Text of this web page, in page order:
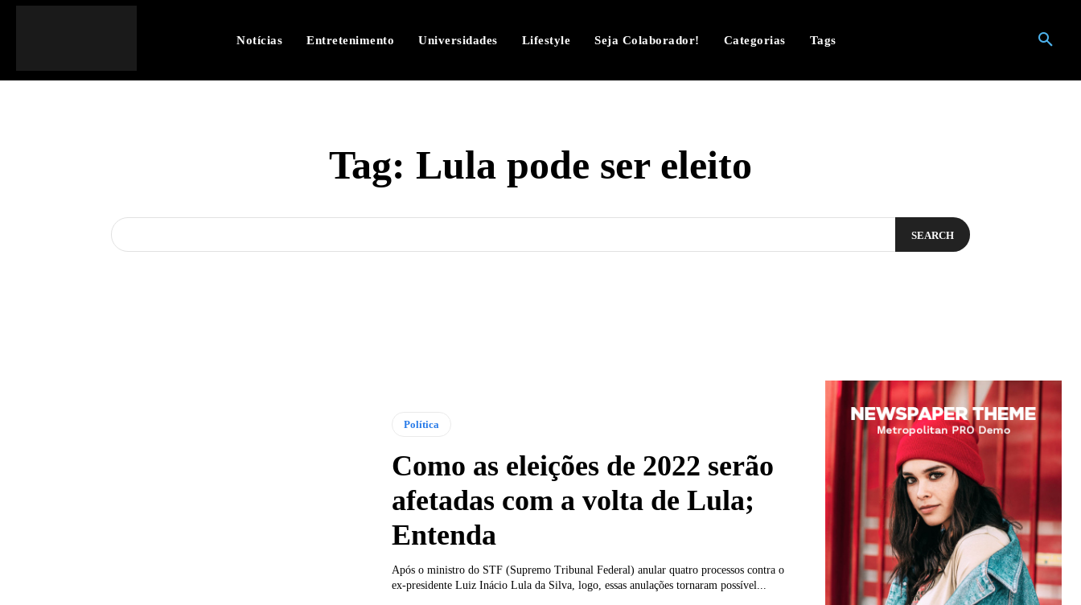
Notícias Entretenimento Universidades Lifestyle Seja Colaborador! Categorias Tags
Tag: Lula pode ser eleito
SEARCH
Política
Como as eleições de 2022 serão
afetadas com a volta de Lula;
Entenda
Após o ministro do STF (Supremo Tribunal Federal) anular quatro processos contra o
ex-presidente Luiz Inácio Lula da Silva, logo, essas anulações tornaram possível...